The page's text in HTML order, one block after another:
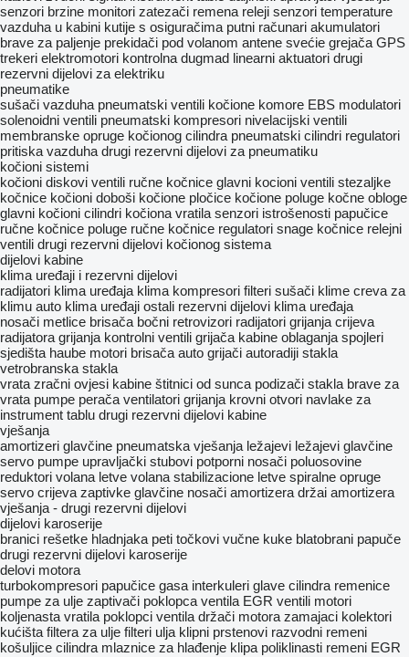
senzori brzine monitori zatezači remena releji senzori temperature
vazduha u kabini kutije s osiguračima putni računari akumulatori
brave za paljenje prekidači pod volanom antene svećie grejača GPS
trekeri elektromotori kontrolna dugmad linearni aktuatori drugi
rezervni dijelovi za elektriku
pneumatikе
sušači vazduha pneumatski ventili kočione komore EBS modulatori
solenoidni ventili pneumatski kompresori nivelacijski ventili
membranske opruge kočionog cilindra pneumatski cilindri regulatori
pritiska vazduha drugi rezervni dijelovi za pneumatiku
kočioni sistemi
kočioni diskovi ventili ručne kočnice glavni kocioni ventili stezaljkе
kočnice kočioni doboši kočione pločice kočione poluge kočne obloge
glavni kočioni cilindri kočiona vratila senzori istrošenosti papučice
ručne kočnice poluge ručne kočnice regulatori snage kočnice relejni
ventili drugi rezervni dijelovi kočionog sistema
dijelovi kabine
klima uređaji i rezervni dijelovi
radijatori klima uređaja klima kompresori filteri sušači klime creva za
klimu auto klima uređaji ostali rezervni dijelovi klima uređaja
nosači metlice brisača bočni retrovizori radijatori grijanja crijeva
radijatora grijanja kontrolni ventili grijača kabine oblaganja spojleri
sjedišta haube motori brisača auto grijači autoradiji stakla
vetrobranska stakla
vrata zračni ovjesi kabine štitnici od sunca podizači stakla brave za
vrata pumpe perača ventilatori grijanja krovni otvori navlake za
instrument tablu drugi rezervni dijelovi kabine
vješanja
amortizeri glavčine pneumatska vješanja ležajevi ležajevi glavčine
servo pumpe upravljački stubovi potporni nosači poluosovine
reduktori volana letve volana stabilizacione letve spiralne opruge
servo crijeva zaptivke glavčine nosači amortizera držai amortizera
vješanja - drugi rezervni dijelovi
dijelovi karoserije
branici rešetke hladnjaka peti točkovi vučne kuke blatobrani papuče
drugi rezervni dijelovi karoserije
delovi motora
turbokompresori papučice gasa interkuleri glave cilindra remenice
pumpe za ulje zaptivači poklopca ventila EGR ventili motori
koljenasta vratila poklopci ventila držači motora zamajaci kolektori
kućišta filtera za ulje filteri ulja klipni prstenovi razvodni remeni
košuljice cilindra mlaznice za hlađenje klipa poliklinasti remeni EGR